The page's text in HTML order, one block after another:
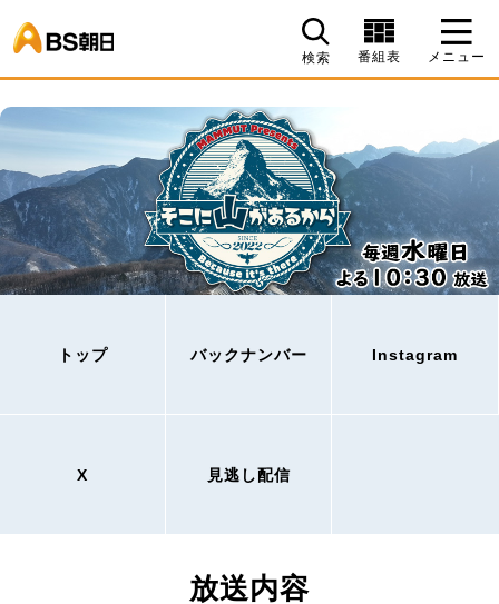
検索 番組表 メニュー
トップ バックナンバー Instagram
X 見逃し配信
放送内容